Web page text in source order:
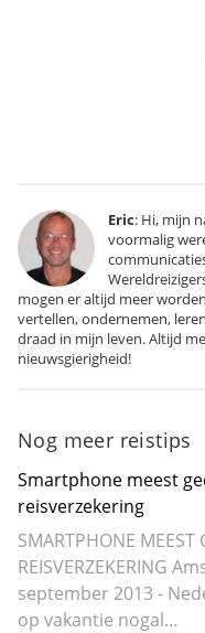
Eric: Hi, mijn
voormalig
mogen er altijd meer
vertellen, ondernemen,
draad in mijn leven. Altijd
nieuwsgierigheid!
Nog meer reistips
Smartphone meest
reisverzekering
SMARTPHONE MEEST
REISVERZEKERING
september 2013 -
op vakantie nogal…